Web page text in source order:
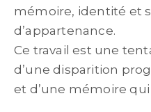
mémoire, identité et
d’appartenance.
Ce travail est une
d’une disparition
et d’une mémoire qui